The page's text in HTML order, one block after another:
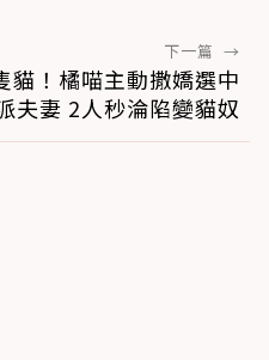
下一篇 →
！橘喵主動撒嬌選中
夫妻 2人秒淪陷變貓奴